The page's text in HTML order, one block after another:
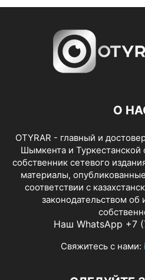
О
OTYRAR - главный и
Шымкента и
собственник сетевого
материалы,
соответствии с
законодательством об
Наш WhatsApp +7
Свяжитесь с нами: